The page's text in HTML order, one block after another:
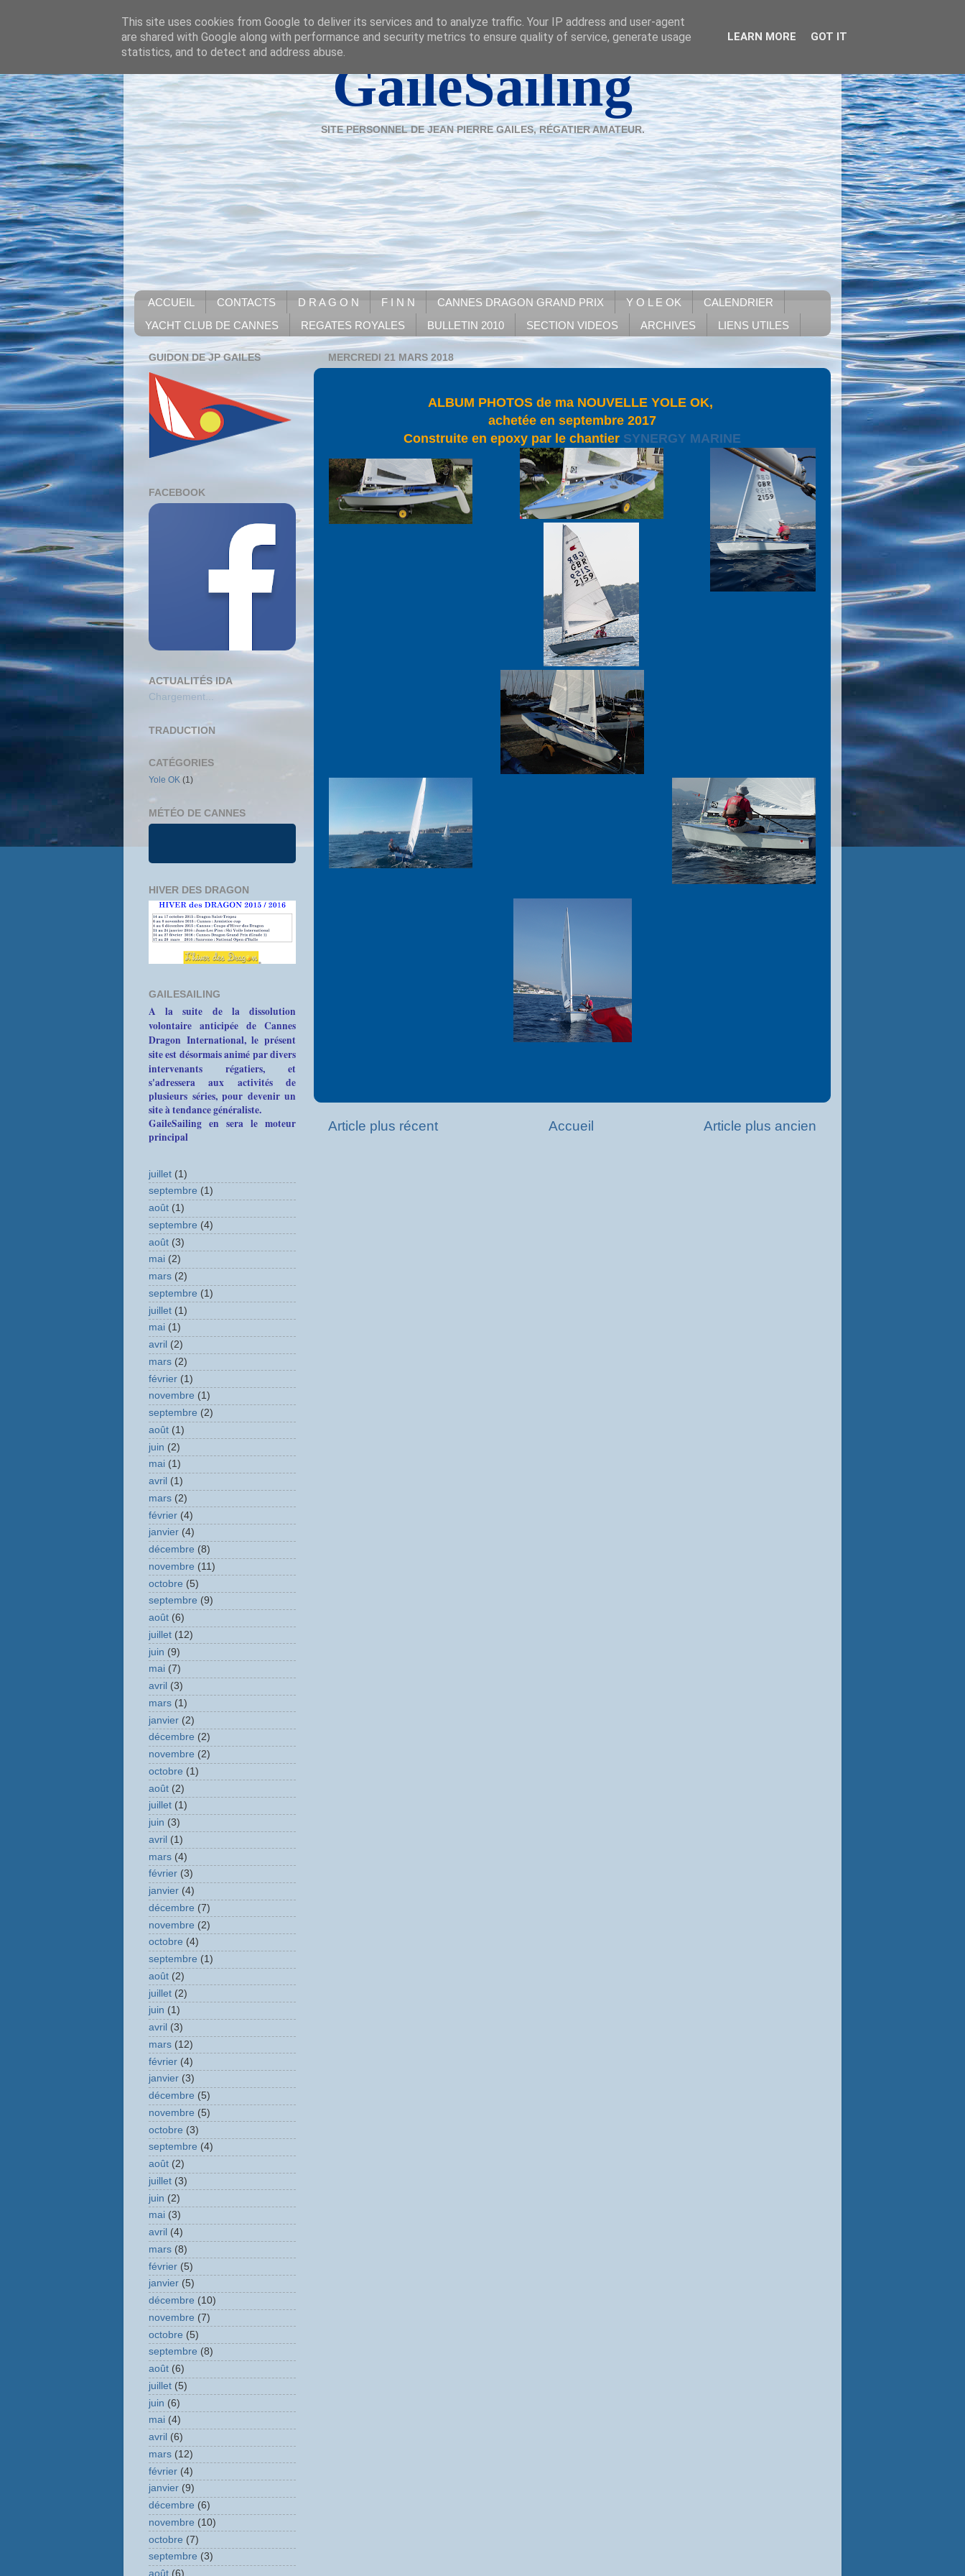
GaileSailing
SITE PERSONNEL DE JEAN PIERRE GAILES, RÉGATIER AMATEUR.
ACCUEIL CONTACTS D R A G O N F I N N CANNES DRAGON GRAND PRIX Y O L E OK
CALENDRIER
YACHT CLUB DE CANNES
REGATES ROYALES BULLETIN 2010 SECTION VIDEOS ARCHIVES LIENS UTILES
MERCREDI 21 MARS 2018
ALBUM PHOTOS de ma NOUVELLE YOLE OK,
achetée en septembre 2017
Construite en epoxy par le chantier SYNERGY MARINE
Article plus récent Article plus ancien
Accueil
GUIDON DE JP GAILES
FACEBOOK
ACTUALITÉS IDA
Chargement...
TRADUCTION
CATÉGORIES
Yole OK (1)
MÉTÉO DE CANNES
HIVER DES DRAGON
GAILESAILING
A la suite de la dissolution
volontaire anticipée de Cannes
Dragon International, le présent
site est désormais animé par divers
intervenants régatiers, et
s'adressera aux activités de
plusieurs séries, pour devenir un
site à tendance généraliste.
GaileSailing en sera le moteur
principal
juillet (1)
septembre (1)
août (1)
septembre (4)
août (3)
mai (2)
mars (2)
septembre (1)
juillet (1)
mai (1)
avril (2)
mars (2)
février (1)
novembre (1)
septembre (2)
août (1)
juin (2)
mai (1)
avril (1)
mars (2)
février (4)
janvier (4)
décembre (8)
novembre (11)
octobre (5)
septembre (9)
août (6)
juillet (12)
juin (9)
mai (7)
avril (3)
mars (1)
janvier (2)
décembre (2)
novembre (2)
octobre (1)
août (2)
juillet (1)
juin (3)
avril (1)
mars (4)
février (3)
janvier (4)
décembre (7)
novembre (2)
octobre (4)
septembre (1)
août (2)
juillet (2)
juin (1)
avril (3)
mars (12)
février (4)
janvier (3)
décembre (5)
novembre (5)
octobre (3)
septembre (4)
août (2)
juillet (3)
juin (2)
mai (3)
avril (4)
mars (8)
février (5)
janvier (5)
décembre (10)
novembre (7)
octobre (5)
septembre (8)
août (6)
juillet (5)
juin (6)
mai (4)
avril (6)
mars (12)
février (4)
janvier (9)
décembre (6)
novembre (10)
octobre (7)
septembre (3)
août (6)
This site uses cookies from Google to deliver its services and to analyze traffic. Your IP address and user-agent
are shared with Google along with performance and security metrics to ensure quality of service, generate usage
statistics, and to detect and address abuse.
LEARN MORE GOT IT